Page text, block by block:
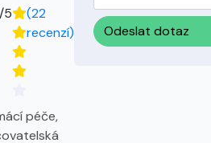
5
(22
recenzí)
péče,
Odeslat dotaz